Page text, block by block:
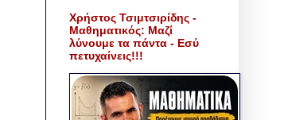
Χρήστος Τσιμτσιρίδης -
Μαθηματικός: Μαζί
λύνουμε τα πάντα - Εσύ
πετυχαίνεις!!!